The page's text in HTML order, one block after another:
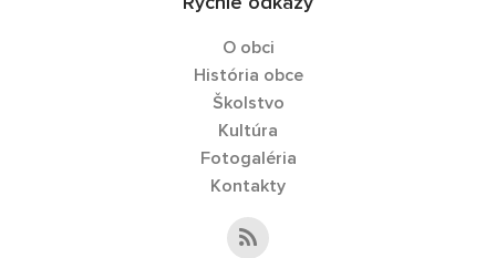
O obci
História obce
Školstvo
Kultúra
Fotogaléria
Kontakty